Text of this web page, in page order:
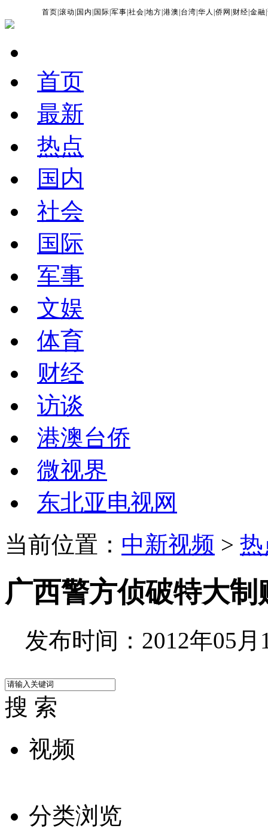
首页 |滚动 国内 国际 |军事 |社会 |地方 |港澳 台湾 |华人 |侨网 财经 |金融 |
首页
最新
热点
国内
社会
国际
军事
文娱
体育
财经
访谈
港澳台侨
微视界
东北亚电视网
当前位置： 中新视频 >
广西警方侦破特大
发布时间：2012年05月
搜 索
视频
分类浏览